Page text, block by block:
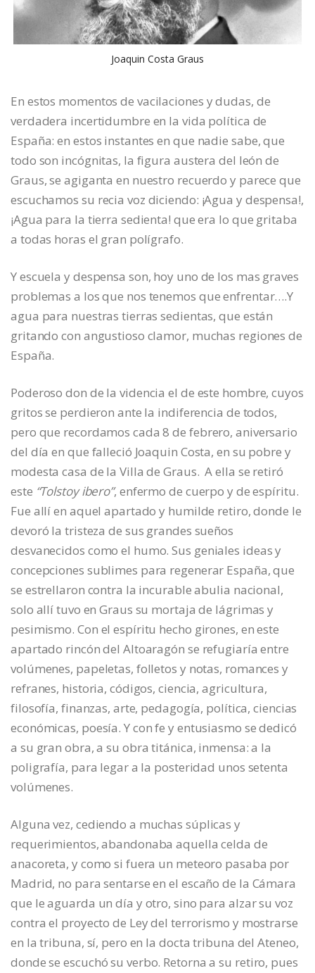
Joaquin Costa Graus
En estos momentos de vacilaciones y dudas, de
verdadera incertidumbre en la vida política de
España: en estos instantes en que nadie sabe, que
todo son incógnitas, la figura austera del león de
Graus, se agiganta en nuestro recuerdo y parece que
escuchamos su recia voz diciendo: ¡Agua y despensa!,
¡Agua para la tierra sedienta! que era lo que gritaba
a todas horas el gran polígrafo.
Y escuela y despensa son, hoy uno de los mas graves
problemas a los que nos tenemos que enfrentar….Y
agua para nuestras tierras sedientas, que están
gritando con angustioso clamor, muchas regiones de
España.
Poderoso don de la videncia el de este hombre, cuyos
gritos se perdieron ante la indiferencia de todos,
pero que recordamos cada 8 de febrero, aniversario
del día en que falleció Joaquin Costa, en su pobre y
modesta casa de la Villa de Graus. A ella se retiró
este “Tolstoy ibero”, enfermo de cuerpo y de espíritu.
Fue allí en aquel apartado y humilde retiro, donde le
devoró la tristeza de sus grandes sueños
desvanecidos como el humo. Sus geniales ideas y
concepciones sublimes para regenerar España, que
se estrellaron contra la incurable abulia nacional,
solo allí tuvo en Graus su mortaja de lágrimas y
pesimismo. Con el espíritu hecho girones, en este
apartado rincón del Altoaragón se refugiaría entre
volúmenes, papeletas, folletos y notas, romances y
refranes, historia, códigos, ciencia, agricultura,
filosofía, finanzas, arte, pedagogía, política, ciencias
económicas, poesía. Y con fe y entusiasmo se dedicó
a su gran obra, a su obra titánica, inmensa: a la
poligrafía, para legar a la posteridad unos setenta
volúmenes.
Alguna vez, cediendo a muchas súplicas y
requerimientos, abandonaba aquella celda de
anacoreta, y como si fuera un meteoro pasaba por
Madrid, no para sentarse en el escaño de la Cámara
que le aguarda un día y otro, sino para alzar su voz
contra el proyecto de Ley del terrorismo y mostrarse
en la tribuna, sí, pero en la docta tribuna del Ateneo,
donde se escuchó su verbo. Retorna a su retiro, pues